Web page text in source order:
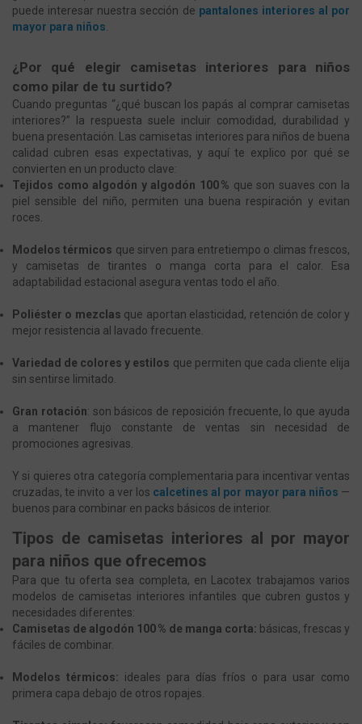
puede interesar nuestra sección de pantalones interiores al por
mayor para niños
¿Por qué elegir camisetas interiores para niños
como pilar de tu surtido?
Cuando preguntas “¿qué buscan los papás al comprar camisetas
interiores?” la respuesta suele incluir comodidad, durabilidad y
buena presentación. Las camisetas interiores para niños de buena
calidad cubren esas expectativas, y aquí te explico por qué se
convierten en un producto clave:
Tejidos como algodón y algodón 100 % que son suaves con la
piel sensible del niño, permiten una buena respiración y evitan
roces.
Modelos térmicos que sirven para entretiempo o climas frescos,
y camisetas de tirantes o manga corta para el calor. Esa
adaptabilidad estacional asegura ventas todo el año.
Poliéster o mezclas que aportan elasticidad, retención de color y
mejor resistencia al lavado frecuente.
Variedad de colores y estilos que permiten que cada cliente elija
sin sentirse limitado.
Gran rotación: son básicos de reposición frecuente, lo que ayuda
a mantener flujo constante de ventas sin necesidad de
promociones agresivas.
Y si quieres otra categoría complementaria para incentivar ventas
cruzadas, te invito a ver los calcetines al por mayor para niños —
buenos para combinar en packs básicos de interior.
Tipos de camisetas interiores al por mayor
para niños que ofrecemos
Para que tu oferta sea completa, en Lacotex trabajamos varios
modelos de camisetas interiores infantiles que cubren gustos y
necesidades diferentes:
Camisetas de algodón 100 % de manga corta: básicas, frescas y
fáciles de combinar.
Modelos térmicos: ideales para días fríos o para usar como
primera capa debajo de otros ropajes.